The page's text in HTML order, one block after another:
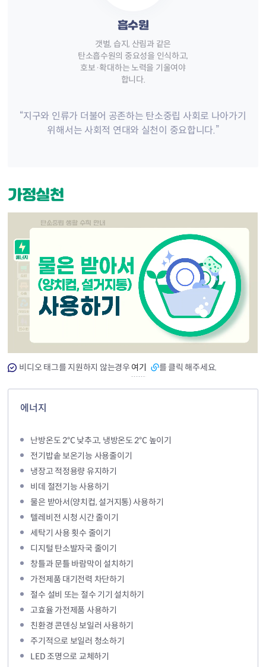
흡수원
갯벌, 습지, 산림과 같은
탄소흡수원의 중요성을 인식하고,
호보·확대하는 노력을 기울여야
합니다.
“지구와 인류가 더불어 공존하는 탄소중립 사회로 나아가기
위해서는 사회적 연대와 실천이 중요합니다.”
가정실천
비디오 태그를 지원하지 않는경우 여기 를 클릭 해주세요.
에너지
난방온도 2℃ 낮추고, 냉방온도 2℃ 높이기
전기밥솥 보온기능 사용줄이기
냉장고 적정용량 유지하기
비데 절전기능 사용하기
물은 받아서(양치컵, 설거지통) 사용하기
텔레비전 시청 시간 줄이기
세탁기 사용 횟수 줄이기
디지털 탄소발자국 줄이기
창틀과 문틀 바람막이 설치하기
가전제품 대기전력 차단하기
절수 설비 또는 절수 기기 설치하기
고효율 가전제품 사용하기
친환경 콘덴싱 보일러 사용하기
주기적으로 보일러 청소하기
LED 조명으로 교체하기